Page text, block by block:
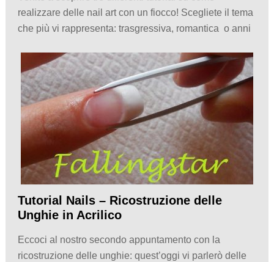
realizzare delle nail art con un fiocco! Scegliete il tema
che più vi rappresenta: trasgressiva, romantica o anni
Tutorial Nails – Ricostruzione delle
Unghie in Acrilico
Eccoci al nostro secondo appuntamento con la
ricostruzione delle unghie: quest’oggi vi parlerò delle